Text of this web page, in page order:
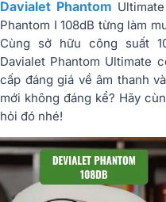
Davialet Phantom
Phantom I 108dB từng làm
Cùng sở hữu công suất
Davialet Phantom Ultimate
cấp đáng giá về âm thanh
mới không đáng kể? Hãy
hỏi đó nhé!